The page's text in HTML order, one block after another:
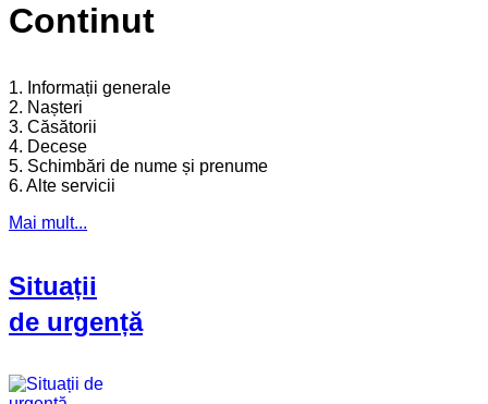
Continut
1. Informații generale
2. Nașteri
3. Căsătorii
4. Decese
5. Schimbări de nume și prenume
6. Alte servicii
Mai mult...
Situații
de urgență